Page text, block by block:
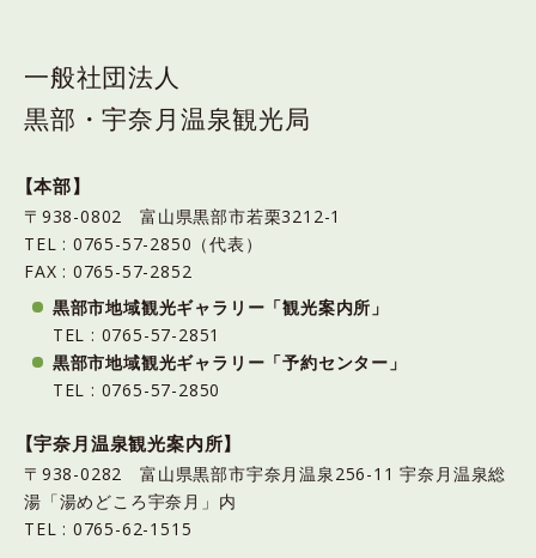
一般社団法人
黒部・宇奈月温泉観光局
【本部】
〒938-0802 富山県黒部市若栗3212-1
TEL : 0765-57-2850（代表）
FAX : 0765-57-2852
黒部市地域観光ギャラリー「観光案内所」
TEL : 0765-57-2851
黒部市地域観光ギャラリー「予約センター」
TEL : 0765-57-2850
【宇奈月温泉観光案内所】
〒938-0282 富山県黒部市宇奈月温泉256-11 宇奈月温泉総
湯「湯めどころ宇奈月」内
TEL : 0765-62-1515